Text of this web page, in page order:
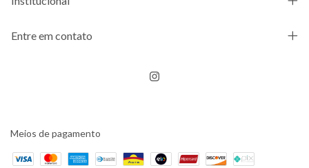
Entre em contato
Meios de pagamento